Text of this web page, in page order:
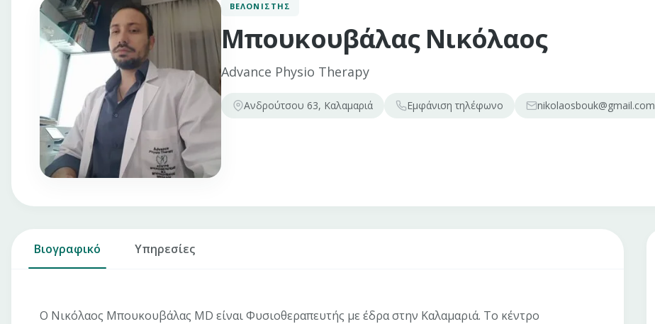
ΒΕΛΟΝΙΣΤΉΣ
Μπουκουβάλας Νικόλαος
Advance Physio Therapy
Ανδρούτσου 63, Καλαμαριά Εμφάνιση τηλέφωνο nikolaosbouk@gmail.com
Βιογραφικό Υπηρεσίες
Ο Νικόλαος Μπουκουβάλας MD είναι Φυσιοθεραπευτής με έδρα στην Καλαμαριά. Το κέντρο